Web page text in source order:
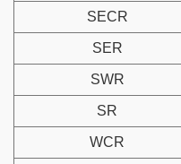
SECR
SER
SWR
SR
WCR